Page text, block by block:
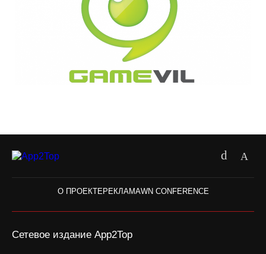
О ПРОЕКТЕРЕКЛАМАWN CONFERENCE
Сетевое издание App2Top